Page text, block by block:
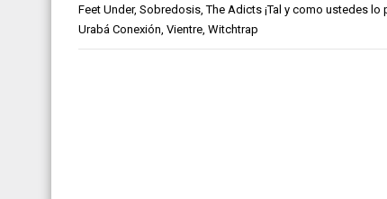
Feet Under, Sobredosis,The Adicts ¡Tal y como ustedes
Urabá Conexión, Vientre, Witchtrap